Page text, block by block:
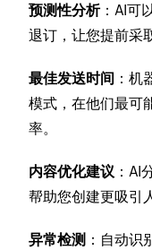
预测性分析：AI可
退订，让您提前采
最佳发送时间 ：机
模式，在他们最可
率。
内容优化建议 ：AI
帮助您创建更吸引
异常检测 ：自动识